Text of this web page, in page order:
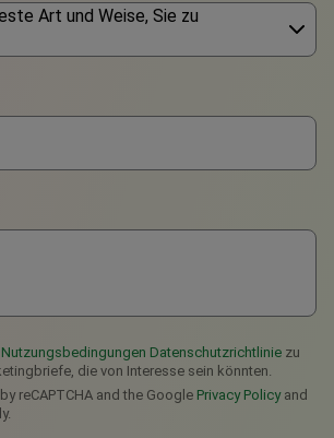
Art und Weise, Sie zu
Nutzungsbedingungen Datenschutzrichtlinie zu
die von Interesse sein könnten.
reCAPTCHA and the Google Privacy Policyand